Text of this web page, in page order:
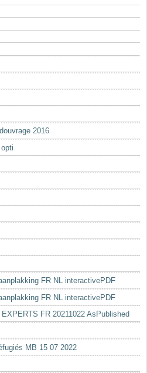
2016
FR NL interactivePDF
FR NL interactivePDF
FR 20211022 AsPublished
MB 15 07 2022